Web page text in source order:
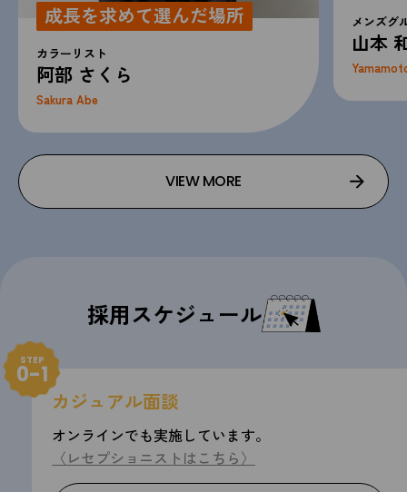
成長を求めて選んだ場所
カラーリスト
阿部 さくら
Sakura Abe
メンズグ
山本
VIEW MORE
採用スケジュール
STEP
0-1
カジュアル面談
オンラインでも実施しています。
〈レセプショニストはこちら〉